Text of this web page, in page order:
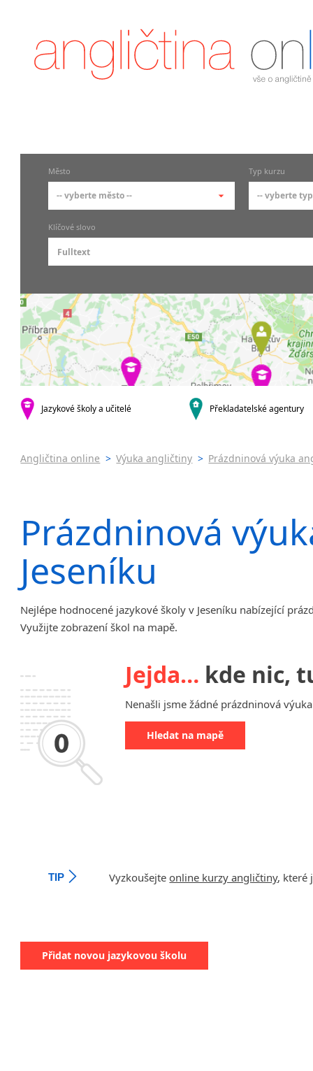
Město
-- vyberte město --
-- vyberte město --
Praha 2
Praha 4
Praha 5
Praha 6
Praha 10
krajská města
Brno
Liberec
České Budějovice
Pardubice
Karlovy Vary
Jihlava
malá města podle abecedy
Chomutov
Most
Prostějov
Sedlčany
Tišnov
Typ kurzu
-- vyberte
Online
Výuka
Výuka
JŠ
Klíčové slovo
Jazykové školy a učitelé Překladatelské agentury
Angličtina online > Výuka angličtiny > Prázdninová výuka
Prázdninová
Jeseníku
Nejlépe hodnocené jazykové školy v Jeseníku nabízející
Využijte zobrazení škol na mapě.
Jejda… kde nic,
Nenašli jsme žádné prázdninová
Hledat na mapě
TIP Vyzkoušejte online kurzy angličtiny, které
Přidat novou jazykovou školu